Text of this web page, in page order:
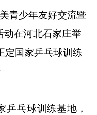
青少年友好交流暨
动在河北石家庄举
定国家乒乓球训练
乓球训练基地，